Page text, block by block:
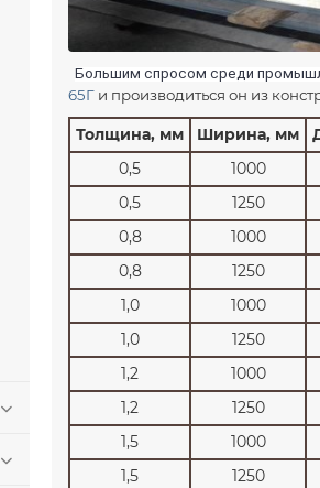
Большим спросом среди
65Г и производиться он из
Толщина, мм Ширина, мм
0,5
1000
0,5
1250
0,8
1000
0,8
1250
1,0
1000
1,0
1250
1,2
1000
1,2
1250
1,5
1000
1,5
1250